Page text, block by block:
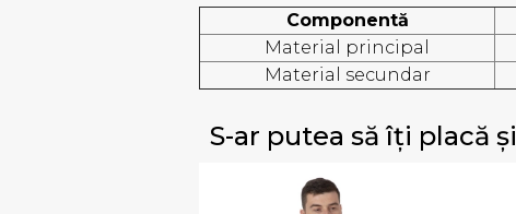
Componentă
Material principal
Material secundar
S-ar putea să îți placă și